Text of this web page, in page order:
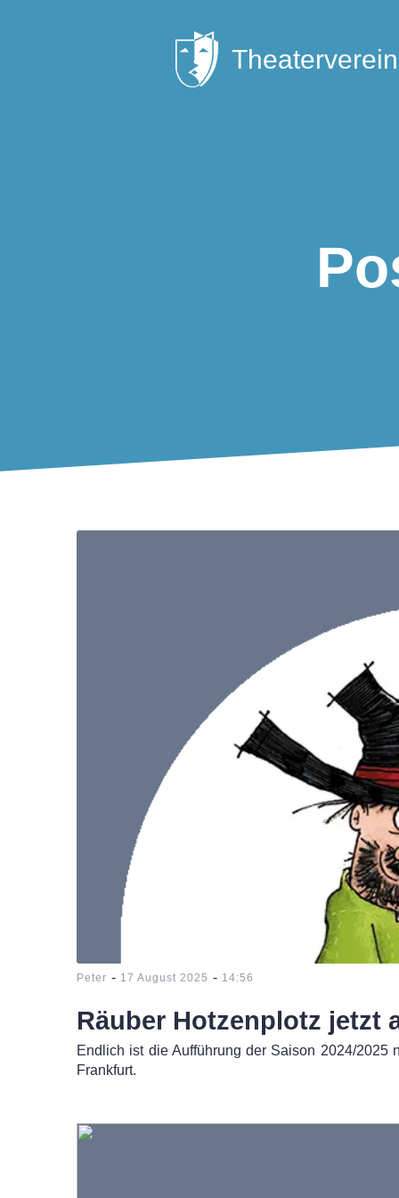
Peter - 17 August 2025 - 14:56
Räuber Hotzenplotz jetzt
Endlich ist die Aufführung der Saison 2024/
Frankfurt.